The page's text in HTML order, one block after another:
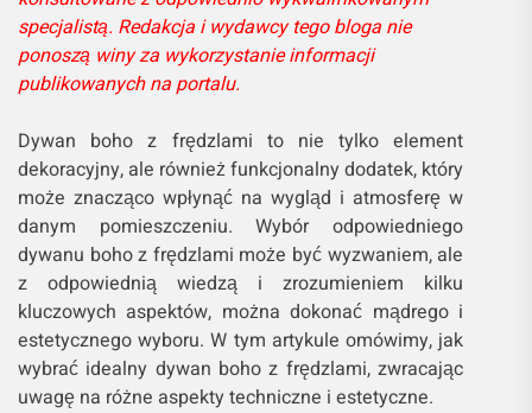
specjalistą. Redakcja i wydawcy tego bloga nie
ponoszą winy za wykorzystanie informacji
publikowanych na portalu.
Dywan boho z frędzlami to nie tylko element
dekoracyjny, ale również funkcjonalny dodatek, który
może znacząco wpłynąć na wygląd i atmosferę w
danym pomieszczeniu. Wybór odpowiedniego
dywanu boho z frędzlami może być wyzwaniem, ale
z odpowiednią wiedzą i zrozumieniem kilku
kluczowych aspektów, można dokonać mądrego i
estetycznego wyboru. W tym artykule omówimy, jak
wybrać idealny dywan boho z frędzlami, zwracając
uwagę na różne aspekty techniczne i estetyczne.